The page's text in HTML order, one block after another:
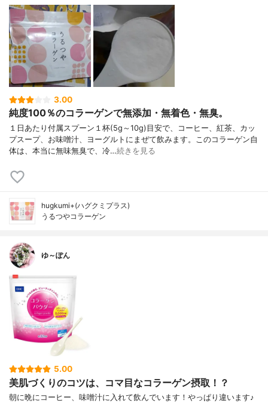
3.00
純度100％のコラーゲンで無添加・無着色・無臭。
１日あたり付属スプーン１杯(5g～10g)目安で、コーヒー、紅茶、カッ
プスープ、お味噌汁、ヨーグルトにまぜて飲みます。このコラーゲン自
体は、本当に無味無臭で、冷…続きを見る
hugkumi+(ハグクミプラス)
うるつやコラーゲン
ゆ～ぽん
5.00
美肌づくりのコツは、コマ目なコラーゲン摂取！？
朝に晩にコーヒー、味噌汁に入れて飲んでいます！やっぱり違います♪